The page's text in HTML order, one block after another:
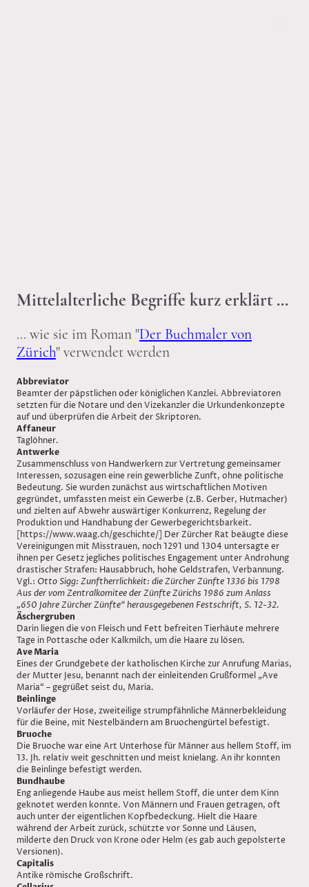
Mittelalterliche Begriffe kurz erklärt ...
... wie sie im Roman "Der Buchmaler von
Zürich" verwendet werden
Abbreviator
Beamter der päpstlichen oder königlichen Kanzlei. Abbreviatoren
setzten für die Notare und den Vizekanzler die Urkundenkonzepte
auf und überprüfen die Arbeit der Skriptoren.
Affaneur
Taglöhner.
Antwerke
Zusammenschluss von Handwerkern zur Vertretung gemeinsamer
Interessen, sozusagen eine rein gewerbliche Zunft, ohne politische
Bedeutung. Sie wurden zunächst aus wirtschaftlichen Motiven
gegründet, umfassten meist ein Gewerbe (z.B. Gerber, Hutmacher)
und zielten auf Abwehr auswärtiger Konkurrenz, Regelung der
Produktion und Handhabung der Gewerbegerichtsbarkeit.
[https://www.waag.ch/geschichte/] Der Zürcher Rat beäugte diese
Vereinigungen mit Misstrauen, noch 1291 und 1304 untersagte er
ihnen per Gesetz jegliches politisches Engagement unter Androhung
drastischer Strafen: Hausabbruch, hohe Geldstrafen, Verbannung.
Vgl.: Otto Sigg: Zunftherrlichkeit: die Zürcher Zünfte 1336 bis 1798
Aus der vom Zentralkomitee der Zünfte Zürichs 1986 zum Anlass
„650 Jahre Zürcher Zünfte“ herausgegebenen Festschrift, S. 12-32.
Äschergruben
Darin liegen die von Fleisch und Fett befreiten Tierhäute mehrere
Tage in Pottasche oder Kalkmilch, um die Haare zu lösen.
Ave Maria
Eines der Grundgebete der katholischen Kirche zur Anrufung Marias,
der Mutter Jesu, benannt nach der einleitenden Grußformel „Ave
Maria“ – gegrüßet seist du, Maria.
Beinlinge
Vorläufer der Hose, zweiteilige strumpfähnliche Männerbekleidung
für die Beine, mit Nestelbändern am Bruochengürtel befestigt.
Bruoche
Die Bruoche war eine Art Unterhose für Männer aus hellem Stoff, im
13. Jh. relativ weit geschnitten und meist knielang. An ihr konnten
die Beinlinge befestigt werden.
Bundhaube
Eng anliegende Haube aus meist hellem Stoff, die unter dem Kinn
geknotet werden konnte. Von Männern und Frauen getragen, oft
auch unter der eigentlichen Kopfbedeckung. Hielt die Haare
während der Arbeit zurück, schützte vor Sonne und Läusen,
milderte den Druck von Krone oder Helm (es gab auch gepolsterte
Versionen).
Capitalis
Antike römische Großschrift.